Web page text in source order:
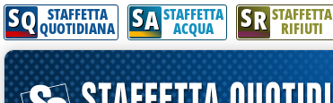
per lèggere interamente la notizia.
SQ STAFFETTA
QUOTIDIANA SA STAFFETTA
ACQUA SR STAFFETTA
RIFIUTI